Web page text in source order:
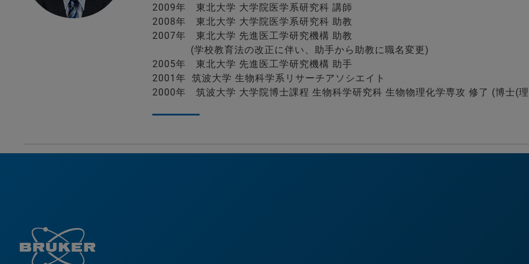
2009年 東北大学 大学院医学系研究科 講師
2008年 東北大学 大学院医学系研究科 助教
2007年 東北大学 先進医工学研究機構 助教
(学校教育法の改正に伴い、助手から助教に職名変更)
2005年 東北大学 先進医工学研究機構 助手
2001年 筑波大学 生物科学系リサーチアソシエイト
2000年 筑波大学 大学院博士課程 生物科学研究科 生物物理化学専攻 修了 (博士(